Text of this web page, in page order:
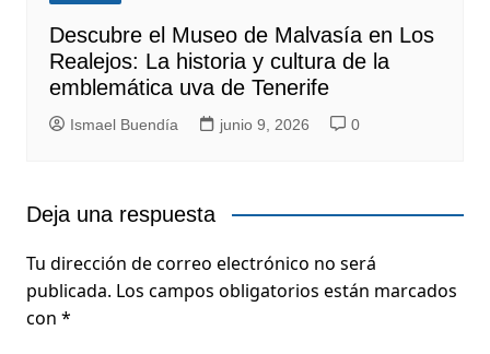
Descubre el Museo de Malvasía en Los
Realejos: La historia y cultura de la
emblemática uva de Tenerife
Ismael Buendía junio 9, 2026 0
Deja una respuesta
Tu dirección de correo electrónico no será
publicada. Los campos obligatorios están marcados
con *